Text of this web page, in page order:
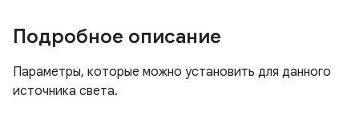
Подробное описание
Параметры, которые можно установить для данного
источника света.